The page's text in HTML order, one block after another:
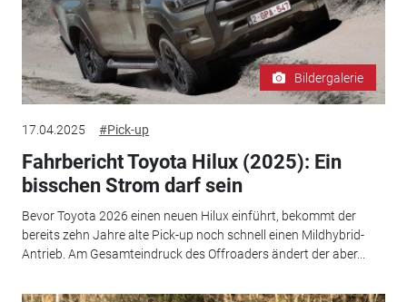
Bildergalerie
17.04.2025 #Pick-up
Fahrbericht Toyota Hilux (2025): Ein
bisschen Strom darf sein
Bevor Toyota 2026 einen neuen Hilux einführt, bekommt der
bereits zehn Jahre alte Pick-up noch schnell einen Mildhybrid-
Antrieb. Am Gesamteindruck des Offroaders ändert der aber...